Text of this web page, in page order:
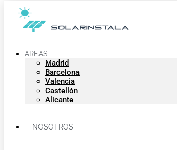
AREAS
Madrid
Barcelona
Valencia
Castellón
Alicante
NOSOTROS